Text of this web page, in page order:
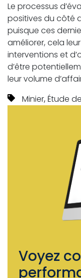
Le processus
positives du côté
puisque ces
améliorer, cela
interventions et
d’être
leur volume
Minier,Étude
Voyez